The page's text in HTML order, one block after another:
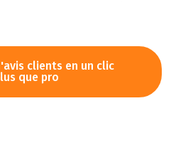
clients en un clic
que pro